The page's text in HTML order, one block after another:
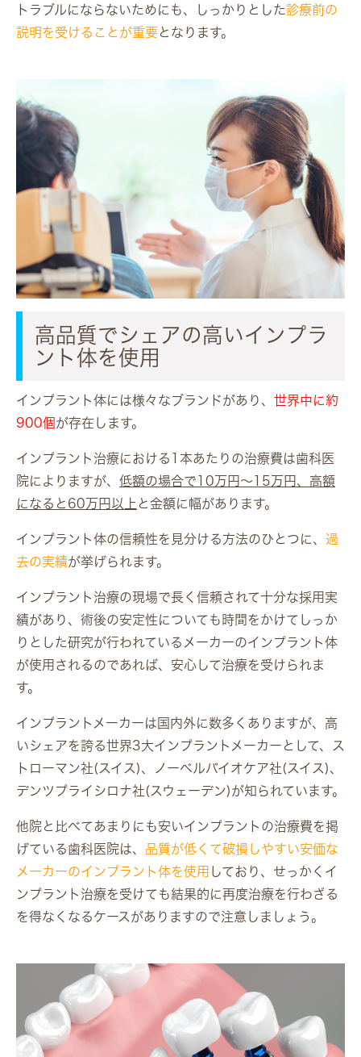
トラブルにならないためにも、しっかりとした診療前の
説明を受けることが重要 となります。
高品質でシェアの高いインプラ
ント体を使用
インプラント体には様々なブランドがあり、 世界中に約
900個 が存在します。
インプラント治療における1本あたりの治療費は歯科医
院によりますが、 低額の場合で10万円～15万円、高額
になると60万円以上 と金額に幅があります。
インプラント体の信頼性を見分ける方法のひとつに、 過
去の実績が挙げられます。
インプラント治療の現場で長く信頼されて十分な採用実
績があり、術後の安定性についても時間をかけてしっか
りとした研究が行われているメーカーのインプラント体
が使用されるのであれば、安心して治療を受けられま
す。
インプラントメーカーは国内外に数多くありますが、高
いシェアを誇る世界3大インプラントメーカーとして、ス
トローマン社(スイス)、ノーベルバイオケア社(スイス)、
デンツプライシロナ社(スウェーデン)が知られています。
他院と比べてあまりにも安いインプラントの治療費を掲
げている歯科医院は、 品質が低くて破損しやすい安価な
メーカーのインプラント体を使用 しており、せっかくイ
ンプラント治療を受けても結果的に再度治療を行わざる
を得なくなるケースがありますので注意しましょう。